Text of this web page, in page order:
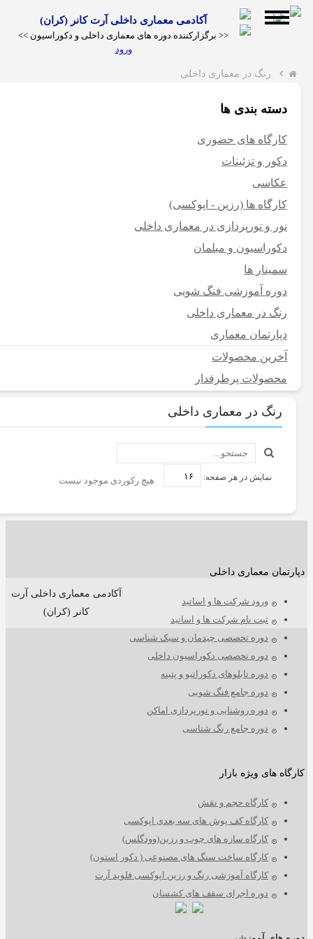
آکادمی معماری داخلی آرت کانر (کران)
<< برگزارکننده دوره های معماری داخلی و دکوراسیون >>
ورود
کارگاه
ها
دوره انلاین
دکوراسیون
دوره
انلاین
شویی
چیدمان در
دکوراسیون
مقالات
چوب
و
رزین
رنگ در معماری داخلی
دسته بندی ها
کارگاه های حضوری
دکور و تزئینات
عکاسی
کارگاه ها (رزین - اپوکسی)
نور و نورپردازی در معماری داخلی
دکوراسیون و مبلمان
سمینار ها
دوره آموزشی فنگ شویی
رنگ در معماری داخلی
دپارتمان معماری
آخرین محصولات
محصولات پرطرفدار
رنگ در معماری داخلی
نمایش در هر صفحه: هیچ رکوردی موجود نیست
دپارتمان معماری داخلی
ورود شرکت ها و اساتید
ثبت نام شرکت ها و اساتید
دوره تخصصی چیدمان و سبک شناسی
دوره تخصصی دکوراسیون داخلی
دوره تابلوهای دکوراتیو و پتینه
دوره جامع فنگ شویی
دوره روشنایی و نورپردازی اماکن
دوره جامع رنگ شناسی
کارگاه های ویژه بازار
کارگاه حجم و نقش
کارگاه کف پوش های سه بعدی اپوکسی
کارگاه سازه های چوب و رزین(وودگلس)
کارگاه ساخت سنگ های مصنوعی ( دکور استون)
کارگاه آموزشی رنگ و رزین اپوکسی فلوید آرت
دوره اجرای سقف های کشسان
آکادمی معماری داخلی آرت
کانر (کران)